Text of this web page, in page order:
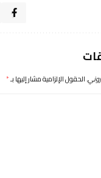
الحقول الإلزامية مشار إليها بـ*